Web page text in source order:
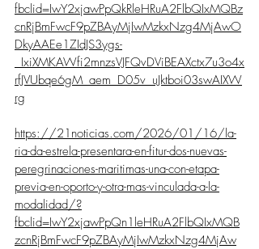
fbclid=IwY2xjawPpQkRleHRuA2FlbQIxMQBz
cnRjBmFwcF9pZBAyMjIwMzkxNzg4MjAwO
DkyAAEe1ZIdJS3ygs-
_IxiXMKAWfi2mnzsVJFQvDViBEAXctx7u3o4x
rfJVUbqe6gM_aem_D05v_uJktboi03swAIXW
rg
https://21noticias.com/2026/01/16/la-
ria-da-estrela-presentara-en-fitur-dos-nuevas-
peregrinaciones-maritimas-una-con-etapa-
previa-en-oporto-y-otra-mas-vinculada-a-la-
modalidad/?
fbclid=IwY2xjawPpQn1leHRuA2FlbQIxMQB
zcnRjBmFwcF9pZBAyMjIwMzkxNzg4MjAw